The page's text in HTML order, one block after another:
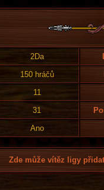
2Da
150 hráčů
11
31
Ano
Zde může vítěz ligy